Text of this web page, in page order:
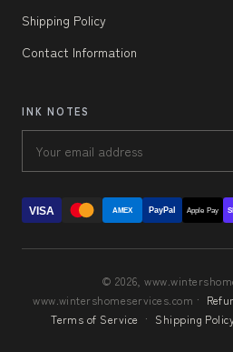
Shipping Policy
Contact Information
INK NOTES
VISA AMEX PayPal Apple Pay
© 2026,
www.wintershomeservices.com ·
Terms of Service · Shipping